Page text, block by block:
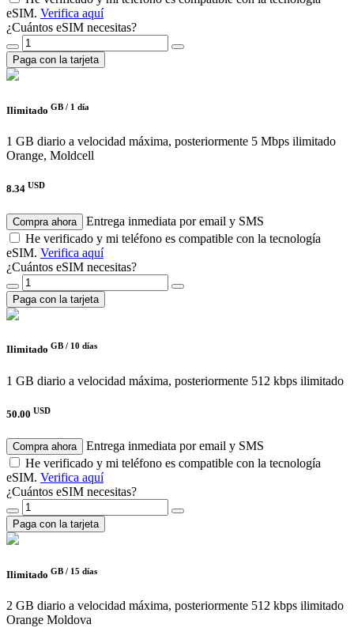
eSIM. Verifica aquí
¿Cuántos eSIM necesitas?
Paga con la tarjeta
Ilimitado GB / 1 día
1 GB diario a velocidad máxima, posteriormente 5 Mbps ilimitado
Orange, Moldcell
8.34 USD
Compra ahora
Entrega inmediata por email y SMS
He verificado y mi teléfono es compatible con la tecnología
eSIM. Verifica aquí
¿Cuántos eSIM necesitas?
Paga con la tarjeta
Ilimitado GB / 10 días
1 GB diario a velocidad máxima, posteriormente 512 kbps ilimitado
50.00 USD
Compra ahora
Entrega inmediata por email y SMS
He verificado y mi teléfono es compatible con la tecnología
eSIM. Verifica aquí
¿Cuántos eSIM necesitas?
Paga con la tarjeta
Ilimitado GB / 15 días
2 GB diario a velocidad máxima, posteriormente 512 kbps ilimitado
Orange Moldova